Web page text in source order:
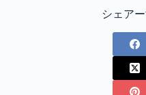
シェア